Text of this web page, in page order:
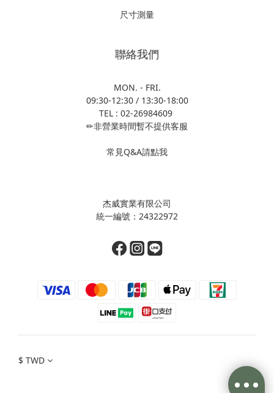
尺寸測量
聯絡我們
MON. - FRI.
09:30-12:30 / 13:30-18:00
TEL : 02-26984609
✏非營業時間暫不提供客服
常見Q&A請點我
杰威實業有限公司
統一編號：24322972
$ TWD